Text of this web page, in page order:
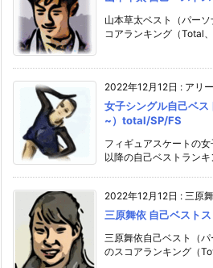
山本草太ベスト（パー
コアランキング（Total
2022年12月12日 : アリ
女子シングル自己ベ
~）total/SP/FS
フィギュアスケートの
以降の自己ベストランキ
2022年12月12日 : 三原
三原舞依 自己ベスト
三原舞依自己ベスト（
のスコアランキング（